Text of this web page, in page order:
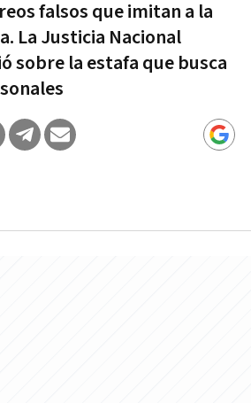
falsos que imitan a la
La Justicia Nacional
sobre la estafa que busca